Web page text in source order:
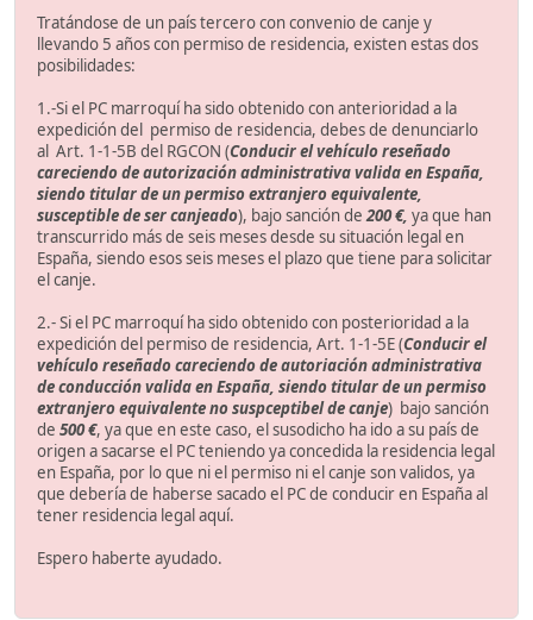
Tratándose de un país tercero con convenio de canje y
llevando 5 años con permiso de residencia, existen estas dos
posibilidades:
1.-Si el PC marroquí ha sido obtenido con anterioridad a la
expedición del permiso de residencia, debes de denunciarlo
al Art. 1-1-5B del RGCON (Conducir el vehículo reseñado
careciendo de autorización administrativa valida en España,
siendo titular de un permiso extranjero equivalente,
susceptible de ser canjeado), bajo sanción de200 €, ya que han
transcurrido más de seis meses desde su situación legal en
España, siendo esos seis meses el plazo que tiene para solicitar
el canje.
2.- Si el PC marroquí ha sido obtenido con posterioridad a la
expedición del permiso de residencia, Art. 1-1-5E (Conducir el
vehículo reseñado careciendo de autoriación administrativa
de conducción valida en España, siendo titular de un permiso
extranjero equivalente no suspceptibel de canje) bajo sanción
de 500 €, ya que en este caso, el susodicho ha ido a su país de
origen a sacarse el PC teniendo ya concedida la residencia legal
en España, por lo que ni el permiso ni el canje son validos, ya
que debería de haberse sacado el PC de conducir en España al
tener residencia legal aquí.
Espero haberte ayudado.